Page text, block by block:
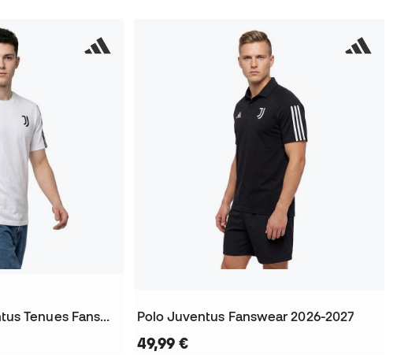
T-Shirt Enfant Juventus Tenues Fanswear 2026-2027 Polo Juventus Fanswear 2026-2027
49,99 €